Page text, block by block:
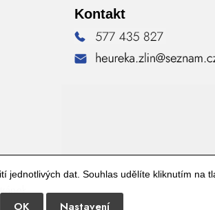
Kontakt
jednotlivých dat. Souhlas udělíte kliknutím na
OK Nastavení